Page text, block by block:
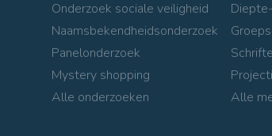
Onderzoek sociale veiligheid
Naamsbekendheidsonderzoek
Panelonderzoek
Mystery shopping
Alle onderzoeken
Alle